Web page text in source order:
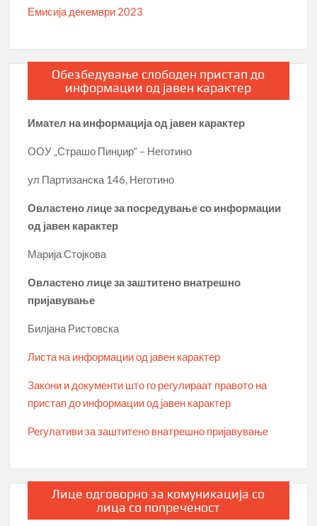
Емисија декември 2023
Обезбедување слободен пристап до
информации од јавен карактер
Имател на информација од јавен карактер
ООУ „Страшо Пинџир“ – Неготино
ул Партизанска 146, Неготино
Овластено лице за посредување со информации
од јавен карактер
Марија Стојкова
Овластено лице за заштитено внатрешно
пријавување
Билјана Ристовска
Листа на информации од јавен карактер
Закони и документи што го регулираат правото на
пристап до информации од јавен карактер
Регулативи за заштитено внатрешно пријавување
Лице одговорно за комуникација со
лица со попреченост